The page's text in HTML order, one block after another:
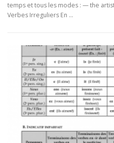
temps et tous les modes : — the
Verbes Irreguliers En …